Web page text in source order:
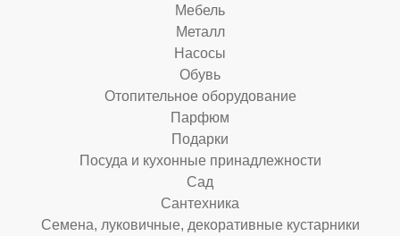
Мебель
Металл
Насосы
Обувь
Отопительное оборудование
Парфюм
Подарки
Посуда и кухонные принадлежности
Сад
Сантехника
Семена, луковичные, декоративные кустарники